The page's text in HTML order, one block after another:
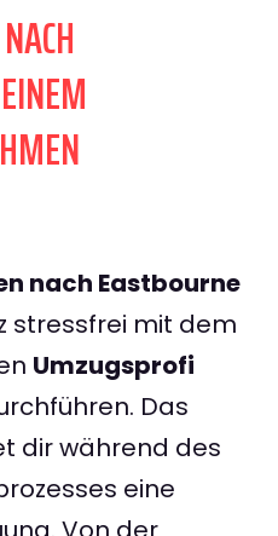
nach Eastbourne
stressfrei mit dem
Umzugsprofi
Das
dir während des
eine